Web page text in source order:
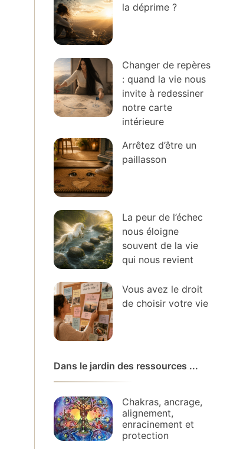
la déprime ?
Changer de repères
: quand la vie nous
invite à redessiner
notre carte
intérieure
Arrêtez d’être un
paillasson
La peur de l’échec
nous éloigne
souvent de la vie
qui nous revient
Vous avez le droit
de choisir votre vie
Dans le jardin des ressources ...
Chakras, ancrage,
alignement,
enracinement et
protection